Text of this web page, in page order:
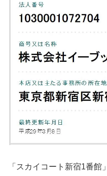
「スカイコート新宿1番